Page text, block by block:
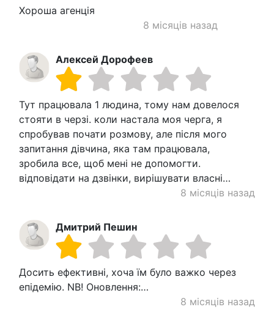
Хороша агенція
8 місяців назад
Алексей Дорофеев
Тут працювала 1 людина, тому нам довелося
стояти в черзі. коли настала моя черга, я
спробував почати розмову, але після мого
запитання дівчина, яка там працювала,
зробила все, щоб мені не допомогти.
відповідати на дзвінки, вирішувати власні…
8 місяців назад
Дмитрий Пешин
Досить ефективні, хоча їм було важко через
епідемію. NB! Оновлення:…
8 місяців назад